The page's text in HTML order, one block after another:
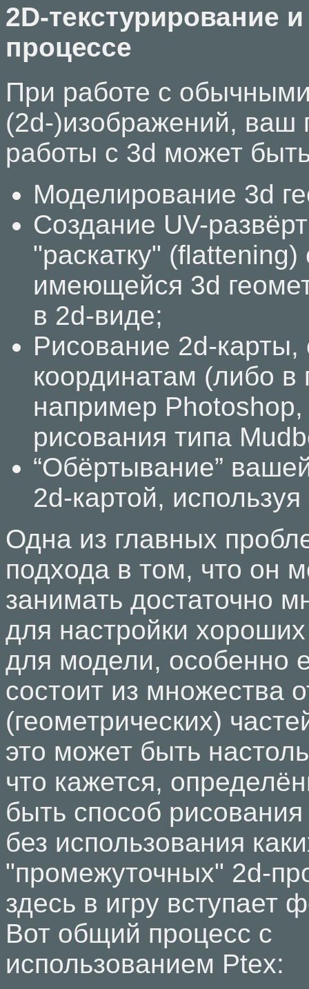
2D-текстурирование
процессе
При работе с
(2d-)изображений, ваш
работы с 3d может
Моделирование 3d
Создание UV-
"раскатку" (flattening)
имеющейся 3d
в 2d-виде;
Рисование 2d-
координатам (либо
например
рисования типа
“Обёртывание”
2d-картой, используя
Одна из главных
подхода в том, что он
занимать достаточно
для настройки
для модели, особенно
состоит из множества
(геометрических)
это может быть
что кажется,
быть способ
без использования
"промежуточных" 2d-
здесь в игру вступает
Вот общий процесс с
использованием Ptex: